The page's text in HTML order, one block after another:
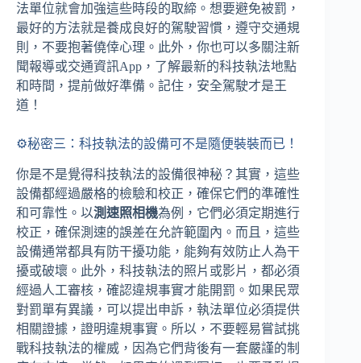
法單位就會加強這些時段的取締。想要避免被罰，
最好的方法就是養成良好的駕駛習慣，遵守交通規
則，不要抱著僥倖心理。此外，你也可以多關注新
聞報導或交通資訊App，了解最新的科技執法地點
和時間，提前做好準備。記住，安全駕駛才是王
道！
⚙️秘密三：科技執法的設備可不是隨便裝裝而已！
你是不是覺得科技執法的設備很神秘？其實，這些
設備都經過嚴格的檢驗和校正，確保它們的準確性
和可靠性。以測速照相機為例，它們必須定期進行
校正，確保測速的誤差在允許範圍內。而且，這些
設備通常都具有防干擾功能，能夠有效防止人為干
擾或破壞。此外，科技執法的照片或影片，都必須
經過人工審核，確認違規事實才能開罰。如果民眾
對罰單有異議，可以提出申訴，執法單位必須提供
相關證據，證明違規事實。所以，不要輕易嘗試挑
戰科技執法的權威，因為它們背後有一套嚴謹的制